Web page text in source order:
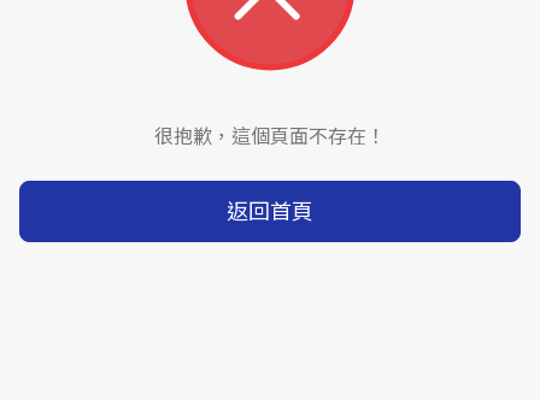
很抱歉，這個頁面不存在！
返回首頁